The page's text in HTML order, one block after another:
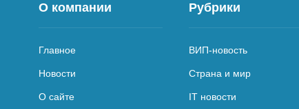
О компании
Главное
Новости
О сайте
Рубрики
ВИП-новость
Страна и мир
IT новости